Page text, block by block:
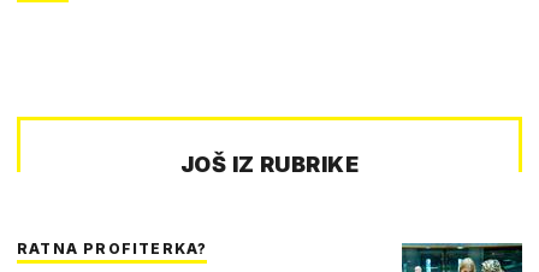
JOŠ IZ RUBRIKE
RATNA PROFITERKA?